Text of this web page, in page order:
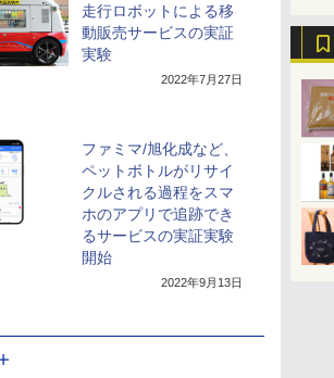
走行ロボットによる移
動販売サービスの実証
実験
2022年7月27日
ファミマ/旭化成など、
ペットボトルがリサイ
クルされる過程をスマ
ホのアプリで追跡でき
るサービスの実証実験
開始
2022年9月13日